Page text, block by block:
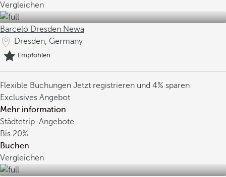
Vergleichen
Barceló Dresden Newa
Dresden, Germany
Empfohlen
Flexible Buchungen Jetzt registrieren und 4% sparen
Exclusives Angebot
Mehr information
Städtetrip-Angebote
Bis 20%
Buchen
Vergleichen